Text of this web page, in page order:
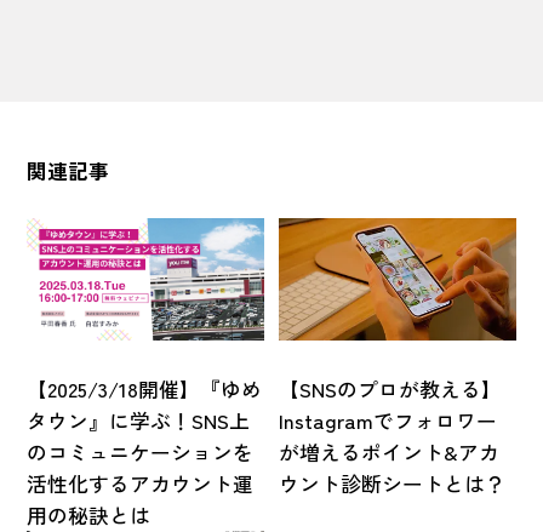
関連記事
【2025/3/18開催】『ゆめ
タウン』に学ぶ！SNS上
のコミュニケーションを
活性化するアカウント運
用の秘訣とは
【SNSのプロが教える】
Instagramでフォロワー
が増えるポイント&アカ
ウント診断シートとは？